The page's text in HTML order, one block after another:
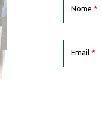
Nome *
Email *